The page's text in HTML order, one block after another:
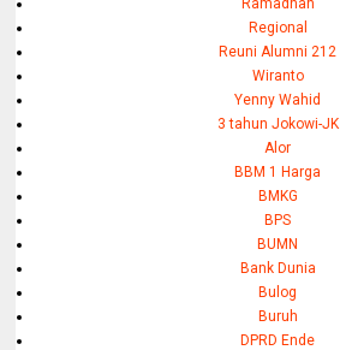
Regional
Reuni Alumni 212
Wiranto
Yenny Wahid
3 tahun Jokowi-JK
Alor
BBM 1 Harga
BMKG
BPS
BUMN
Bank Dunia
Bulog
Buruh
DPRD Ende